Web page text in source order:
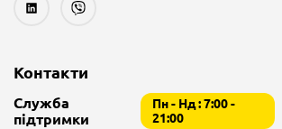
Контакти
Служба
підтримки
Пн - Нд : 7:00 -
21:00